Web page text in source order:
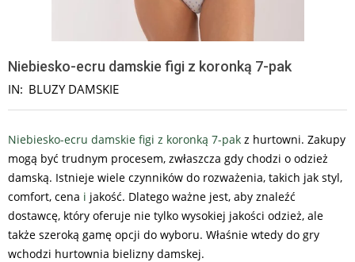
Niebiesko-ecru damskie figi z koronką 7-pak
IN: BLUZY DAMSKIE
Niebiesko-ecru damskie figi z koronką 7-pak z hurtowni. Zakupy
mogą być trudnym procesem, zwłaszcza gdy chodzi o odzież
damską. Istnieje wiele czynników do rozważenia, takich jak styl,
comfort, cena i jakość. Dlatego ważne jest, aby znaleźć
dostawcę, który oferuje nie tylko wysokiej jakości odzież, ale
także szeroką gamę opcji do wyboru. Właśnie wtedy do gry
wchodzi hurtownia bielizny damskej.